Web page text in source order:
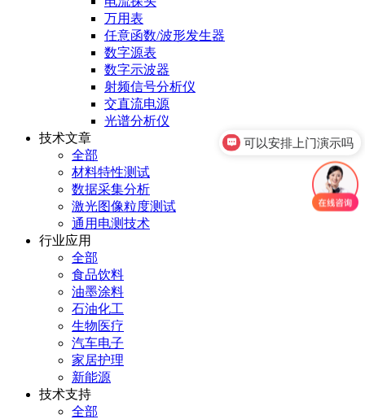
万用表
任意函数/波形发生器
数字源表
数字示波器
射频信号分析仪
交直流电源
光谱分析仪
技术文章
全部
材料特性测试
数据采集分析
激光图像粒度测试
通用电测技术
行业应用
全部
食品饮料
油墨涂料
石油化工
生物医疗
汽车电子
家居护理
新能源
技术支持
全部
可以安排上门演示吗